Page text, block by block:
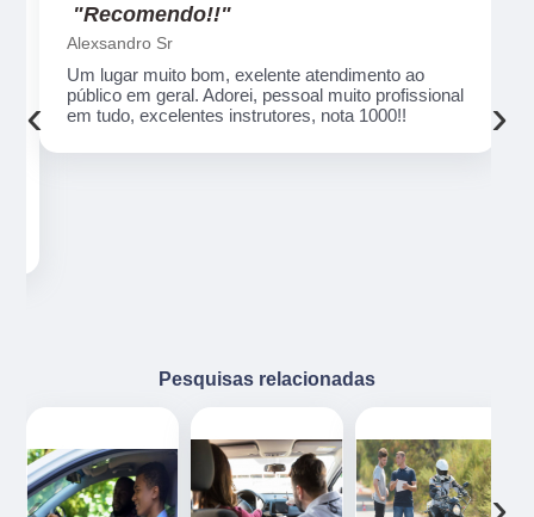
"Recomendo!!"
Alexsandro Sr
Um lugar muito bom, exelente atendimento ao
público em geral. Adorei, pessoal muito profissional
em tudo, excelentes instrutores, nota 1000!!
‹ ›
Pesquisas relacionadas